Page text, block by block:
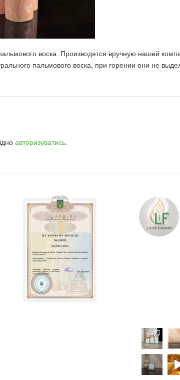
воска. Производятся вручную нашей
пальмового воска, при горении они не
авторизуватись